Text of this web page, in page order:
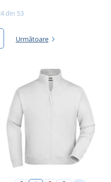
din 53
Următoare